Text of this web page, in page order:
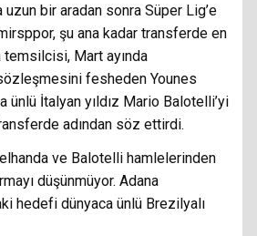
bir aradan sonra Süper Lig’e
şu ana kadar transferde en
temsilcisi, Mart ayında
fesheden Younes
ünlü İtalyan yıldız Mario Balotelli’yi
adından söz ettirdi.
ve Balotelli hamlelerinden
düşünmüyor. Adana
hedefi dünyaca ünlü Brezilyalı